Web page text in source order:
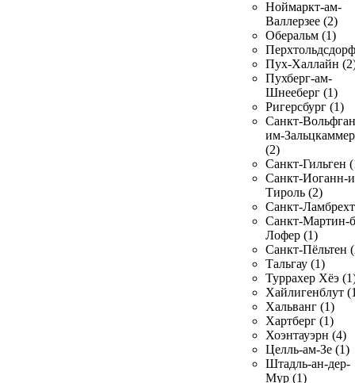
Ноймаркт-ам-
Валлерзее (2)
Оберальм (1)
Пух-Халлайн
Пухберг-ам-
Шнееберг (1)
Ригерсбург (1)
Санкт-
им-
(2)
Санкт-Гильген
Санкт-Иоганн-
Тироль (2)
Санкт-
Санкт-Мартин-
Лофер (1)
Санкт-Пёльтен
Тальгау (1)
Туррахер Хёэ
Хайлигенблут
Хальванг (1)
Хартберг (1)
Хоэнтауэрн (4)
Целль-ам-Зе (1)
Штадль-ан-дер-
Мур (1)